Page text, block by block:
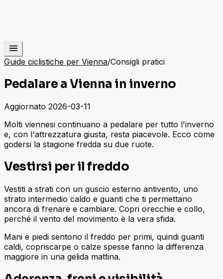
Guide ciclistiche per Vienna/Consigli pratici
Pedalare a Vienna in inverno
Aggiornato 2026-03-11
Molti viennesi continuano a pedalare per tutto l'inverno
e, con l'attrezzatura giusta, resta piacevole. Ecco come
godersi la stagione fredda su due ruote.
Vestirsi per il freddo
Vestiti a strati con un guscio esterno antivento, uno
strato intermedio caldo e guanti che ti permettano
ancora di frenare e cambiare. Copri orecchie e collo,
perché il vento del movimento è la vera sfida.
Mani e piedi sentono il freddo per primi, quindi guanti
caldi, copriscarpe o calze spesse fanno la differenza
maggiore in una gelida mattina.